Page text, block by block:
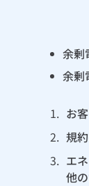
余剰
余剰
1. お
2. 規
3. エ
他